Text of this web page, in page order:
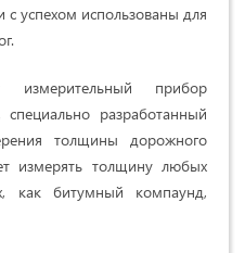
успехом использованы для
прибор
специально разработанный
толщины дорожного
измерять толщину любых
как битумный компаунд,